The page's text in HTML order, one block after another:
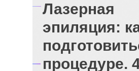
Лазерная
эпиляция:
процедуре.